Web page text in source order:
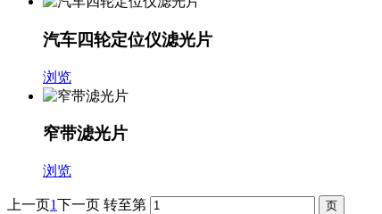
汽车四轮定位仪滤光片
浏览
窄带滤光片
浏览
上一页1下一页 转至第